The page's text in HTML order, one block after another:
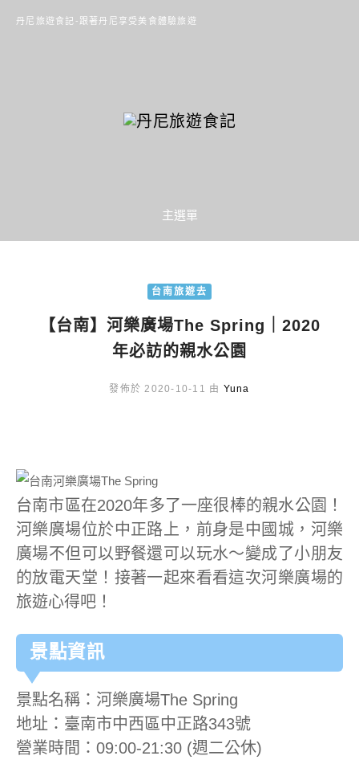
丹尼旅遊食記-跟著丹尼享受美食體驗旅遊
主選單
台南旅遊去
【台南】河樂廣場The Spring｜2020
年必訪的親水公園
發佈於 2020-10-11 由 Yuna
台南市區在2020年多了一座很棒的親水公園！
河樂廣場位於中正路上，前身是中國城，河樂
廣場不但可以野餐還可以玩水～變成了小朋友
的放電天堂！接著一起來看看這次河樂廣場的
旅遊心得吧！
景點資訊
景點名稱：河樂廣場The Spring
地址：臺南市中西區中正路343號
營業時間：09:00-21:30 (週二公休)